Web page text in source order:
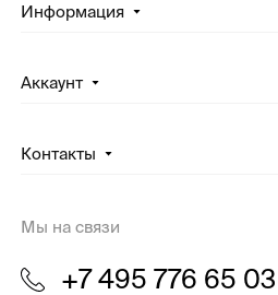
Информация
Аккаунт
Контакты
Мы на связи
+7 495 776 65 03